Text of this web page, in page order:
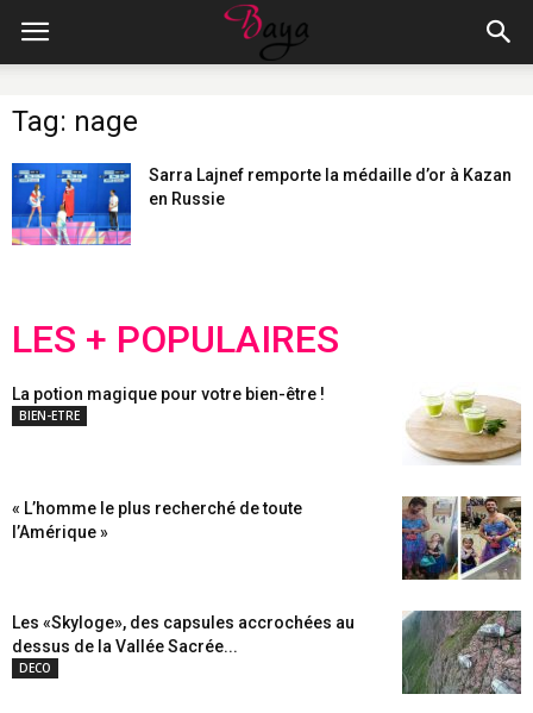
Tag: nage
Sarra Lajnef remporte la médaille d’or à Kazan
en Russie
LES + POPULAIRES
La potion magique pour votre bien-être !
BIEN-ETRE
« L’homme le plus recherché de toute
l’Amérique »
Les «Skyloge», des capsules accrochées au
dessus de la Vallée Sacrée...
DECO